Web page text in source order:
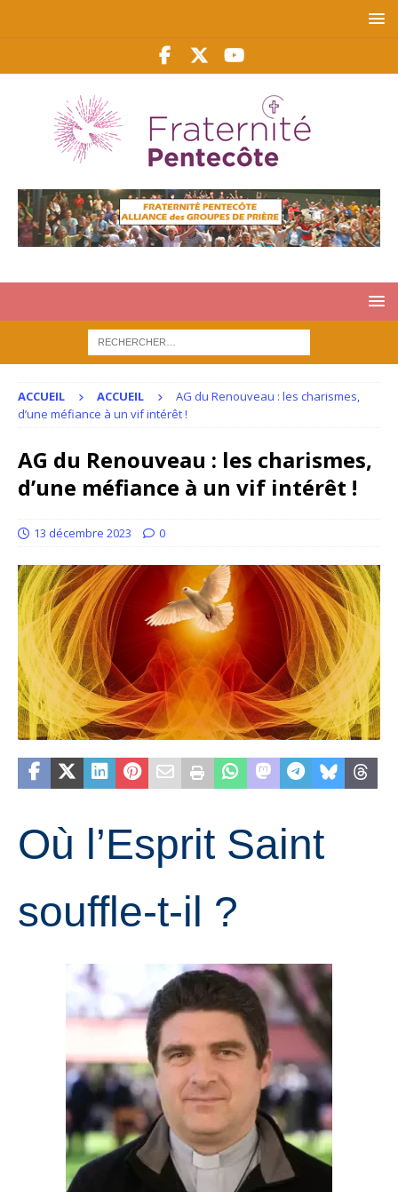
ACCUEIL ACCUEIL
AG du Renouveau : les charismes,
d’une méfiance à un vif intérêt !
AG du Renouveau : les charismes,
d’une méfiance à un vif intérêt !
13 décembre 2023 0
Où l’Esprit Saint
souffle-t-il ?